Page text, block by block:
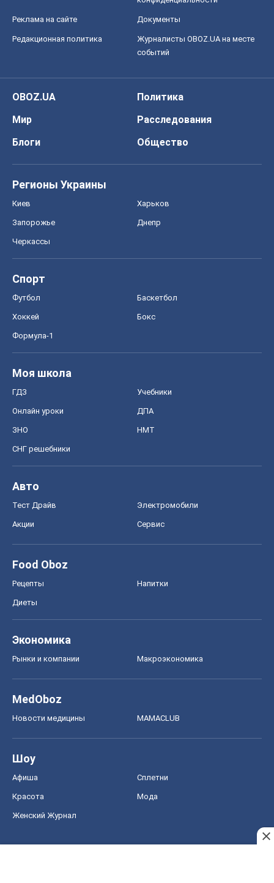
Реклама на сайте Документы
Редакционная политика
Журналисты OBOZ.UA на месте
событий
OBOZ.UA
Политика
Мир
Расследования
Блоги
Общество
Регионы Украины
Киев Харьков
Запорожье Днепр
Черкассы
Спорт
Футбол Баскетбол
Хоккей Бокс
Формула-1
Моя школа
ГДЗ Учебники
Онлайн уроки ДПА
ЗНО НМТ
СНГ решебники
Авто
Тест Драйв Электромобили
Акции Сервис
Food Oboz
Рецепты Напитки
Диеты
Экономика
Рынки и компании Mакроэкономика
MedOboz
Новости медицины MAMACLUB
Шоу
Афиша Сплетни
Красота Мода
Женский Журнал